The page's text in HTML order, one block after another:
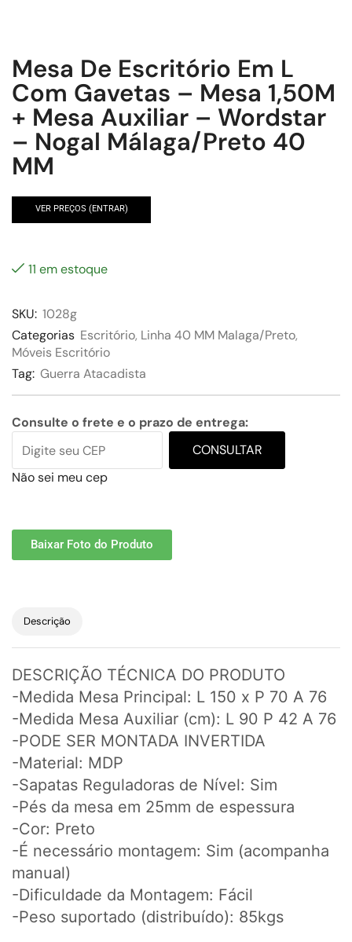
Mesa De Escritório Em L
Com Gavetas – Mesa 1,50M
+ Mesa Auxiliar – Wordstar
– Nogal Málaga/Preto 40
MM
VER PREÇOS (ENTRAR)
11 em estoque
SKU: 1028g
Categorias Escritório, Linha 40 MM Malaga/Preto,
Móveis Escritório
Tag: Guerra Atacadista
Consulte o frete e o prazo de entrega:
CONSULTAR
Não sei meu cep
Baixar Foto do Produto
Descrição
DESCRIÇÃO TÉCNICA DO PRODUTO
-Medida Mesa Principal: L 150 x P 70 A 76
-Medida Mesa Auxiliar (cm): L 90 P 42 A 76
-PODE SER MONTADA INVERTIDA
-Material: MDP
-Sapatas Reguladoras de Nível: Sim
-Pés da mesa em 25mm de espessura
-Cor: Preto
-É necessário montagem: Sim (acompanha
manual)
-Dificuldade da Montagem: Fácil
-Peso suportado (distribuído): 85kgs